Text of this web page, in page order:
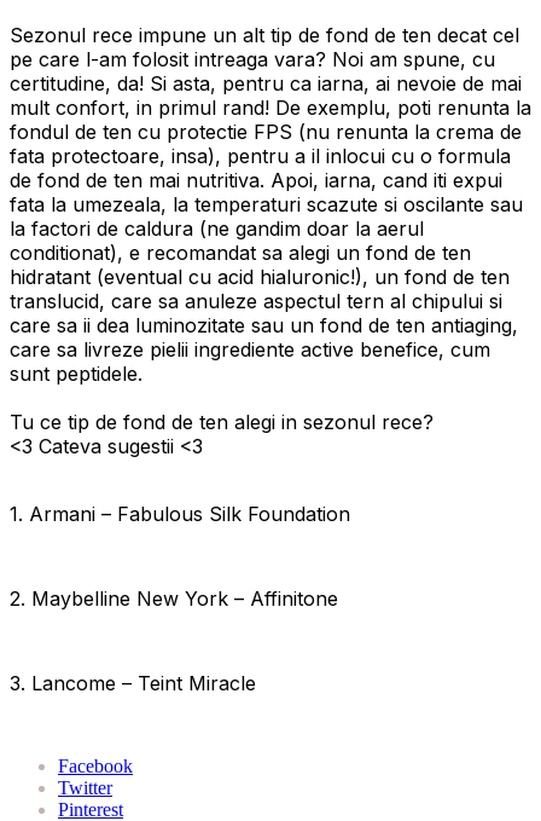
Sezonul rece impune un alt tip de fond de ten decat cel
pe care l-am folosit intreaga vara? Noi am spune, cu
certitudine, da! Si asta, pentru ca iarna, ai nevoie de mai
mult confort, in primul rand! De exemplu, poti renunta la
fondul de ten cu protectie FPS (nu renunta la crema de
fata protectoare, insa), pentru a il inlocui cu o formula
de fond de ten mai nutritiva. Apoi, iarna, cand iti expui
fata la umezeala, la temperaturi scazute si oscilante sau
la factori de caldura (ne gandim doar la aerul
conditionat), e recomandat sa alegi un fond de ten
hidratant (eventual cu acid hialuronic!), un fond de ten
translucid, care sa anuleze aspectul tern al chipului si
care sa ii dea luminozitate sau un fond de ten antiaging,
care sa livreze pielii ingrediente active benefice, cum
sunt peptidele.
Tu ce tip de fond de ten alegi in sezonul rece?
<3 Cateva sugestii <3
1. Armani – Fabulous Silk Foundation
2. Maybelline New York – Affinitone
3. Lancome – Teint Miracle
Facebook
Twitter
Pinterest